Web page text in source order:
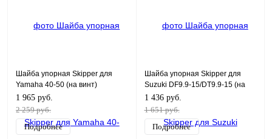
Шайба упорная Skipper для
Yamaha 40-50 (на винт)
1 965 руб.
2 259 руб.
Подробнее
Шайба упорная Skipper для
Suzuki DF9.9-15/DT9.9-15 (на
винт)
1 436 руб.
1 651 руб.
Подробнее